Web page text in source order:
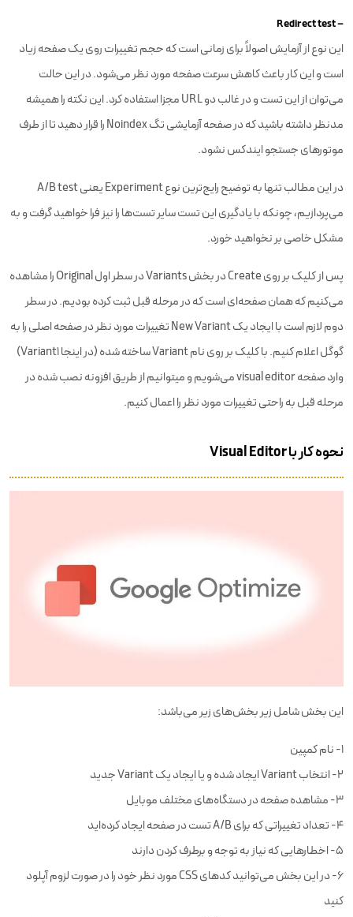
– Redirect test
این نوع از آزمایش اصولاً برای زمانی است که حجم تغییرات روی یک صفحه زیاد
است و این کار باعث کاهش سرعت صفحه مورد نظر می‌شود. در این حالت
می‌توان از این تست و در غالب دو URL مجزا استفاده کرد. این نکته را همیشه
مدنظر داشته باشید که در صفحه آزمایشی تگ Noindex را قرار دهید تا از طرف
موتورهای جستجو ایندکس نشود.
در این مطالب تنها به توضیح رایج‌ترین نوع Experiment یعنی A/B test
می‌پردازیم، چونکه با یادگیری این تست سایر تست‌ها را نیز فرا خواهید گرفت و به
مشکل خاصی بر نخواهید خورد.
پس از کلیک بر روی Create در بخش Variants در سطر اول Original را مشاهده
می‌کنیم که همان صفحه‌ای است که در مرحله قبل ثبت کرده بودیم. در سطر
دوم لازم است با ایجاد یک New Variant تغییرات مورد نظر در صفحه اصلی را به
گوگل اعلام کنیم. با کلیک بر روی نام Variant ساخته شده (در اینجا Variant1)
وارد صفحه visual editor می‌شویم و می‎توانیم از طریق افزونه نصب شده در
مرحله قبل به راحتی تغییرات مورد نظر را اعمال کنیم.
نحوه کار با Visual Editor
این بخش شامل زیر بخش‌های زیر می‌باشد:
۱- نام کمپین
۲- انتخاب Variant ایجاد شده و یا ایجاد یک Variant جدید
۳- مشاهده صفحه در دستگاه‌های مختلف موبایل
۴- تعداد تغییراتی که برای A/B تست در صفحه ایجاد کرده‌اید
۵- اخطارهایی که نیاز به توجه و برطرف کردن دارند
۶- در این بخش می‌توانید کدهای CSS مورد نظر خود را در صورت لزوم آپلود
کنید